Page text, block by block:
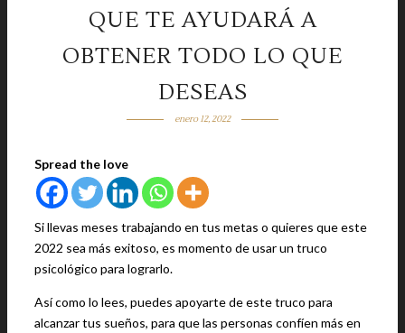
QUE TE AYUDARÁ A
OBTENER TODO LO QUE
DESEAS
enero 12, 2022
Spread the love
Si llevas meses trabajando en tus metas o quieres que este
2022 sea más exitoso, es momento de usar un truco
psicológico para lograrlo.
Así como lo lees, puedes apoyarte de este truco para
alcanzar tus sueños, para que las personas confíen más en